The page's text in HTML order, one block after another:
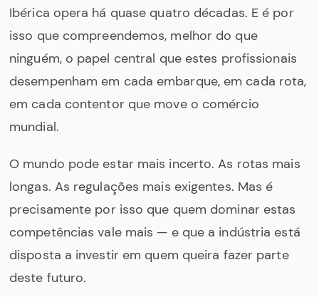
Ibérica opera há quase quatro décadas. E é por
isso que compreendemos, melhor do que
ninguém, o papel central que estes profissionais
desempenham em cada embarque, em cada rota,
em cada contentor que move o comércio
mundial.
O mundo pode estar mais incerto. As rotas mais
longas. As regulações mais exigentes. Mas é
precisamente por isso que quem dominar estas
competências vale mais — e que a indústria está
disposta a investir em quem queira fazer parte
deste futuro.